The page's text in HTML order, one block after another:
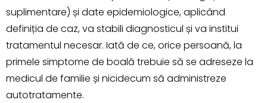
suplimentare) și date epidemiologice, aplicând
definiția de caz, va stabili diagnosticul și va institui
tratamentul necesar. Iată de ce, orice persoană, la
primele simptome de boală trebuie să se adreseze la
medicul de familie și nicidecum să administreze
autotratamente.